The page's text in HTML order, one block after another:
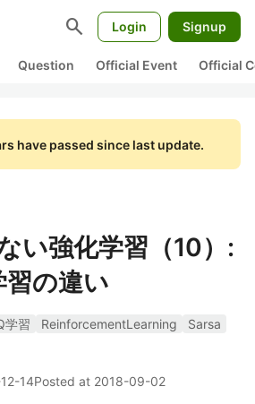
search Login Signup
Question Official Event Official
have passed since last update.
い強化学習（10）:
の違い
学習 ReinforcementLearning
Sarsa
14Posted at 2018-09-02